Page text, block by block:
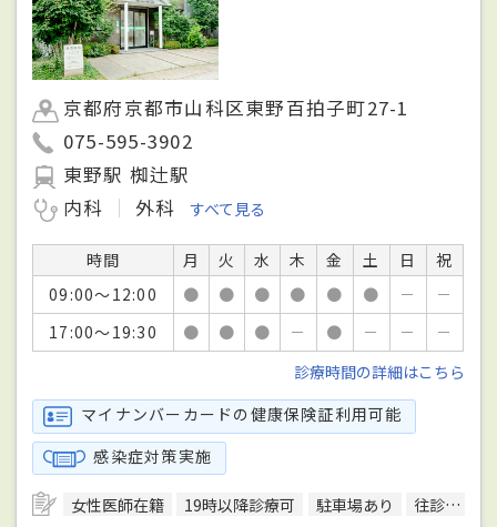
京都府京都市山科区東野百拍子町27-1
075-595-3902
東野駅 椥辻駅
内科
外科 すべて見る
時間 月 火 水 木 金 土 日
祝
09:00～12:00
● ● ● ● ● ● －
－
17:00～19:30
● ● ● － ● － －
－
診療時間の詳細はこちら
マイナンバーカードの健康保険証利用可能
感染症対策実施
女性医師在籍 19時以降診療可 駐車場あり 往診可